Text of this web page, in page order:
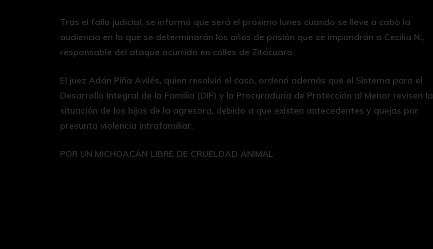
Tras el fallo judicial, se informó que será el próximo lunes cuando se lleve a cabo la
audiencia en la que se determinarán los años de prisión que se impondrán a Cecilia N.,
responsable del ataque ocurrido en calles de Zitácuaro.
El juez Adán Piña Avilés, quien resolvió el caso, ordenó además que el Sistema para el
Desarrollo Integral de la Familia (DIF) y la Procuraduría de Protección al Menor revisen la
situación de los hijos de la agresora, debido a que existen antecedentes y quejas por
presunta violencia intrafamiliar.
POR UN MICHOACÁN LIBRE DE CRUELDAD ANIMAL